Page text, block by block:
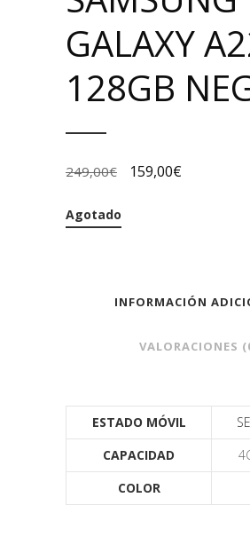
GALAXY
128GB
249,00€ 159,00€
Agotado
INFORMACIÓN
VALORACIONES
ESTADO MÓVIL
CAPACIDAD
COLOR